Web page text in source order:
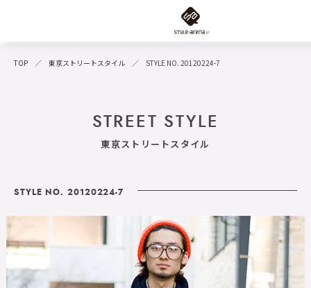
TOP 東京ストリートスタイル STYLE NO. 20120224-7
STREET STYLE
東京ストリートスタイル
STYLE NO. 20120224-7